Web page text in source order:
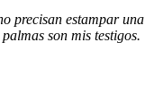
precisan estampar una
son mis testigos.